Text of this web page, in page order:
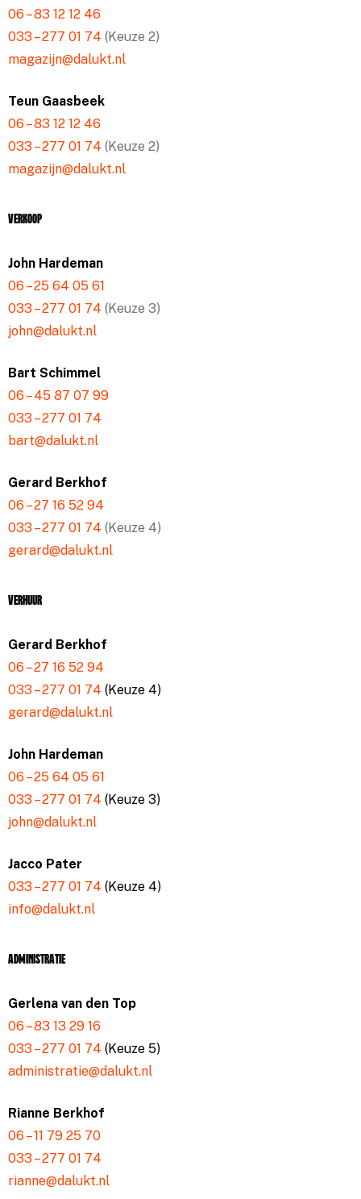
06 – 83 12 12 46
033 – 277 01 74 (Keuze 2)
magazijn@dalukt.nl
Teun Gaasbeek
06 – 83 12 12 46
033 – 277 01 74 (Keuze 2)
magazijn@dalukt.nl
Verkoop
John Hardeman
06 – 25 64 05 61
033 – 277 01 74 (Keuze 3)
john@dalukt.nl
Bart Schimmel
06 – 45 87 07 99
033 – 277 01 74
bart@dalukt.nl
Gerard Berkhof
06 – 27 16 52 94
033 – 277 01 74 (Keuze 4)
gerard@dalukt.nl
Verhuur
Gerard Berkhof
06 – 27 16 52 94
033 – 277 01 74 (Keuze 4)
gerard@dalukt.nl
John Hardeman
06 – 25 64 05 61
033 – 277 01 74 (Keuze 3)
john@dalukt.nl
Jacco Pater
033 – 277 01 74 (Keuze 4)
info@dalukt.nl
Administratie
Gerlena van den Top
06 – 83 13 29 16
033 – 277 01 74 (Keuze 5)
administratie@dalukt.nl
Rianne Berkhof
06 – 11 79 25 70
033 – 277 01 74
rianne@dalukt.nl